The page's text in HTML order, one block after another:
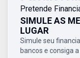
Pretende
SIMULE AS
LUGAR
Simule seu
bancos e consiga